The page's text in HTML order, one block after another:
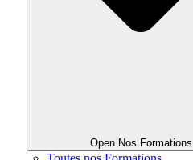
Open Nos Formations